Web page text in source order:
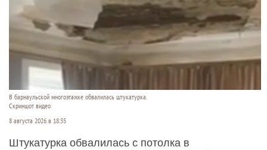
В барнаульской многоэтажке обвалилась штукатурка.
Скриншот видео
8 августа 2026 в 18:35
Штукатурка обвалилась с потолка в